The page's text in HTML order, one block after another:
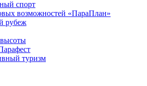
спорт
возможностей «ПараПлан»
рубеж
туризм